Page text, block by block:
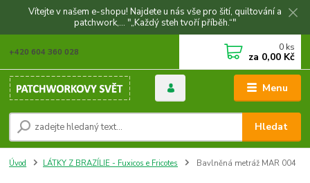
Vítejte v našem e-shopu! Najdete u nás vše pro šití, quiltování a
patchwork,... "„Každý steh tvoří příběh.“"
Menu
Hledat
+420 604 360 028 0 ks
za 0,00 Kč
Úvod LÁTKY Z BRAZÍLIE - Fuxicos e Fricotes Bavlněná metráž MAR 004